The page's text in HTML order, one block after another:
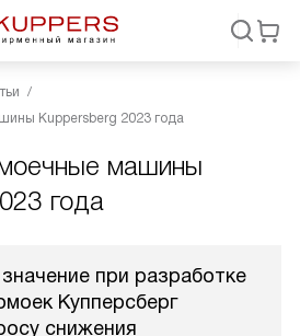
Kuppersberg 2023 года
машины
года
при разработке
Купперсберг
снижения